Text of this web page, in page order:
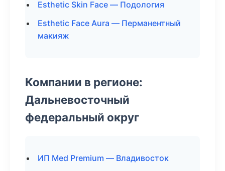
Esthetic Skin Face — Подология
Esthetic Face Aura — Перманентный
макияж
Компании в регионе:
Дальневосточный
федеральный округ
ИП Med Premium — Владивосток